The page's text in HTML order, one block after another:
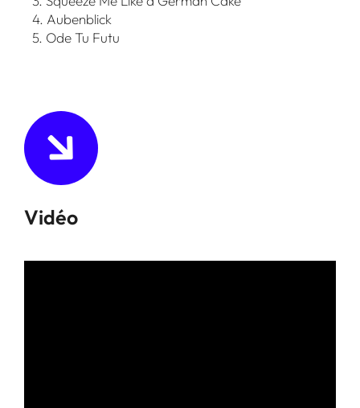
4. Aubenblick
5. Ode Tu Futu
Vidéo